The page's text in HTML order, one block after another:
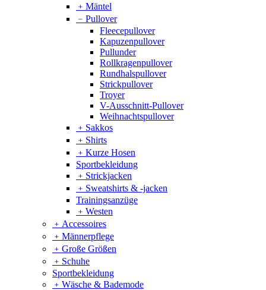
﹢ Mäntel
﹣ Pullover
Fleecepullover
Kapuzenpullover
Pullunder
Rollkragenpullover
Rundhalspullover
Strickpullover
Troyer
V-Ausschnitt-Pullover
Weihnachtspullover
﹢ Sakkos
﹢ Shirts
﹢ Kurze Hosen
Sportbekleidung
﹢ Strickjacken
﹢ Sweatshirts & -jacken
Trainingsanzüge
﹢ Westen
﹢ Accessoires
﹢ Männerpflege
﹢ Große Größen
﹢ Schuhe
Sportbekleidung
﹢ Wäsche & Bademode